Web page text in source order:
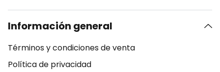
Información general
Términos y condiciones de venta
Política de privacidad